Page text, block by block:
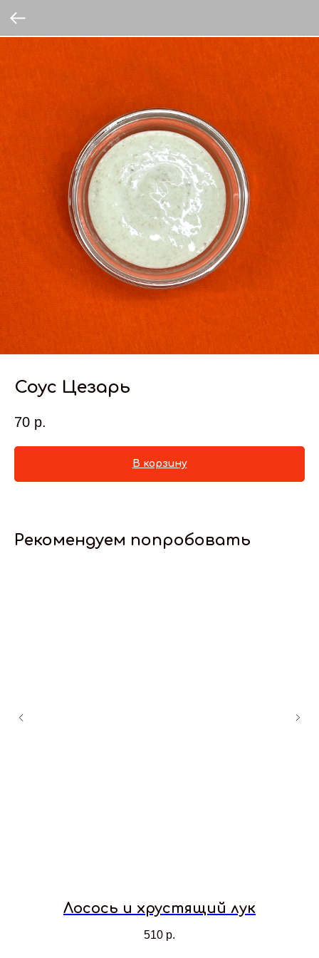
Соус Цезарь
70 р.
В корзину
Рекомендуем попробовать
Лосось и хрустящий лук
510 р.